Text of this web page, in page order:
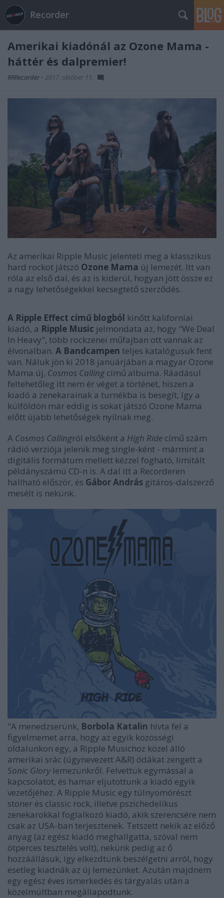
Recorder
Amerikai kiadónál az Ozone Mama -
háttér és dalpremier!
RRRecorder • 2017. október 11.
Az amerikai Ripple Music jelenteti meg a klasszikus
hard rockot játszó Ozone Mama új lemezét. Itt van
róla az első dal, és az is kiderül, hogyan jött össze ez
a nagy lehetőségekkel kecsegtető szerződés.
A Ripple Effect című blogból kinőtt kaliforniai
kiadó, a Ripple Music jelmondata az, hogy "We Deal
In Heavy", több rockzenei műfajban ott vannak az
élvonalban. A Bandcampen teljes katalógusuk fent
van. Náluk jön ki 2018 januárjában a magyar Ozone
Mama új, Cosmos Calling című albuma. Ráadásul
feltehetőleg itt nem ér véget a történet, hiszen a
kiadó a zenekarainak a turnékba is besegít, így a
külföldön már eddig is sokat játszó Ozone Mama
előtt újabb lehetőségek nyílnak meg.
A Cosmos Callingról elsőként a High Ride című szám
rádió verziója jelenik meg single-ként - mármint a
digitális formátum mellett kézzel fogható, limitált
példányszámú CD-n is. A dal itt a Recorderen
hallható először, és Gábor András gitáros-dalszerző
mesélt is nekünk.
"A menedzserünk, Borbola Katalin hívta fel a
figyelmemet arra, hogy az egyik közösségi
oldalunkon egy, a Ripple Musichoz közel álló
amerikai srác (úgynevezett A&R) ódákat zengett a
Sonic Glory lemezünkről. Felvettük egymással a
kapcsolatot, és hamar eljutottunk a kiadó egyik
vezetőjéhez. A Ripple Music egy túlnyomórészt
stoner és classic rock, illetve pszichedelikus
zenekarokkal foglalkozó kiadó, akik szerencsére nem
csak az USA-ban terjesztenek. Tetszett nekik az előző
anyag (az egész kiadó meghallgatta, szóval nem
ötperces tesztelés volt), nekünk pedig az ő
hozzáállásuk, így elkezdtünk beszélgetni arról, hogy
esetleg kiadnák az új lemezünket. Azután majdnem
egy egész éves ismerkedés és tárgyalás után a
közelmúltban megállapodtunk.